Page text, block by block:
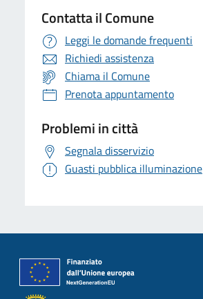
Contatta il Comune
Leggi le domande frequenti
Richiedi assistenza
Chiama il Comune
Prenota appuntamento
Problemi in città
Segnala disservizio
Guasti pubblica illuminazione